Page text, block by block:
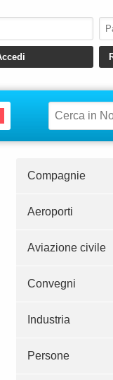
Compagnie
Aeroporti
Aviazione civile
Convegni
Industria
Persone